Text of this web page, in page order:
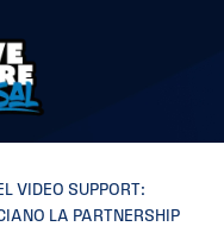
VIDEO SUPPORT:
LA PARTNERSHIP